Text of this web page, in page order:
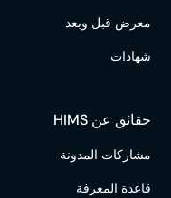
معرض قبل وبعد
شهادات
حقائق عن HIMS
مشاركات المدونة
قاعدة المعرفة